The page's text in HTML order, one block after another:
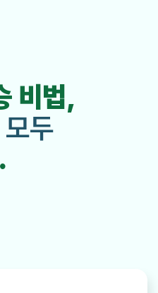
비법,
두